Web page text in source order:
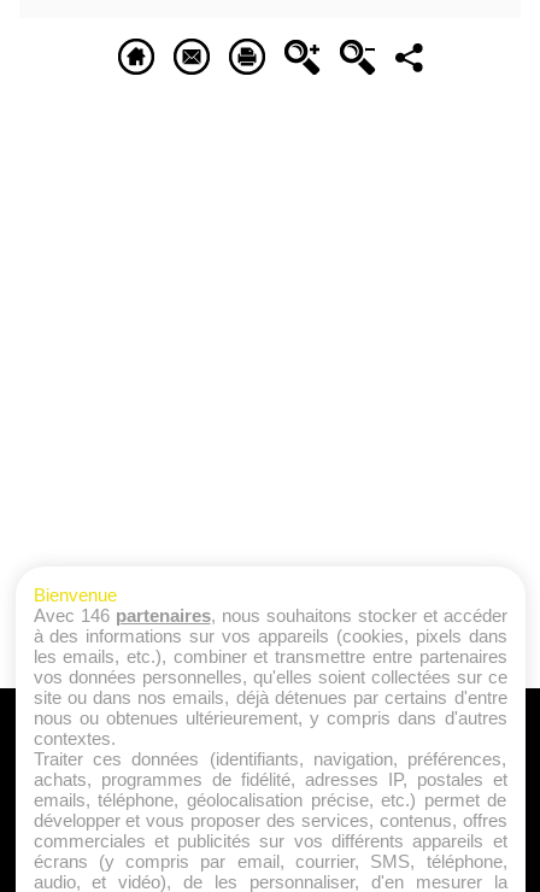
A PROPOS
Qui sommes nous ?
Mentions Légales
Publicité
Politique de Cookies
Bienvenue
Avec 146 partenaires, nous souhaitons stocker et accéder
à des informations sur vos appareils (cookies, pixels dans
les emails, etc.), combiner et transmettre entre partenaires
vos données personnelles, qu'elles soient collectées sur ce
site ou dans nos emails, déjà détenues par certains d'entre
nous ou obtenues ultérieurement, y compris dans d'autres
contextes.
Traiter ces données (identifiants, navigation, préférences,
achats, programmes de fidélité, adresses IP, postales et
emails, téléphone, géolocalisation précise, etc.) permet de
développer et vous proposer des services, contenus, offres
commerciales et publicités sur vos différents appareils et
écrans (y compris par email, courrier, SMS, téléphone,
audio, et vidéo), de les personnaliser, d'en mesurer la